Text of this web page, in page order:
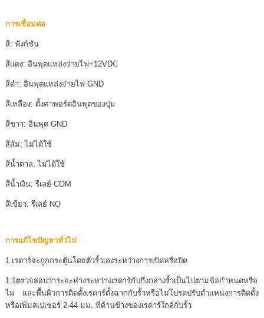
การเชื่อมต่อ
สี: ฟังก์ชัน
สีแดง: อินพุตแหล่งจ่ายไฟ+12VDC
สีดำ: อินพุตแหล่งจ่ายไฟ GND
สีเหลือง: ตั้งค่าพอร์ตอินพุตของปุ่ม
สีขาว: อินพุต GND
สีส้ม: ไม่ได้ใช้
สีน้ำตาล: ไม่ได้ใช้
สีน้ำเงิน: รีเลย์ COM
สีเขียว: รีเลย์ NO
การแก้ไขปัญหาทั่วไป
1.เรดาร์จะถูกกระตุ้นโดยตัวรั้วเองระหว่างการเปิดหรือปิด
1.1ตรวจสอบว่าระยะห่างระหว่างเรดาร์กับกึ่งกลางรั้วเป็นไปตามข้อกำหนดหรือ
ไม่ และพื้นผิวการติดตั้งเรดาร์ตั้งฉากกับรั้วหรือไม่โปรดปรับตำแหน่งการติดตั้ง
หรือเพิ่มสเปเซอร์ 2-44 มม. ที่ด้านข้างของเรดาร์ใกล้กับรั้ว